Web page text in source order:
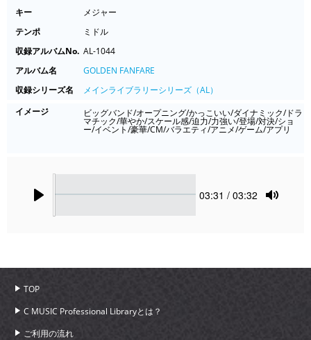
キー
メジャー
テンポ
ミドル
収録アルバムNo. AL-1044
アルバム名
GOLDEN FANFARE
収録シリーズ名
メインライブラリーシリーズ（AL）
イメージ
ビッグバンド/オープニング/かっこいい/ダイナミック/ドラ
マチック/華やか/スケール感/迫力/力強い/登場/対決/ショ
ー/イベント/豪華/CM/バラエティ/アニメ/ゲーム/アプリ
Current
03:31 / 03:32
TOP
C MUSIC Professional Libraryとは？
ご利用の流れ